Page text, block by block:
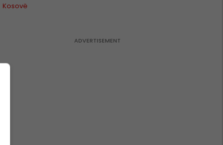
Kosovë